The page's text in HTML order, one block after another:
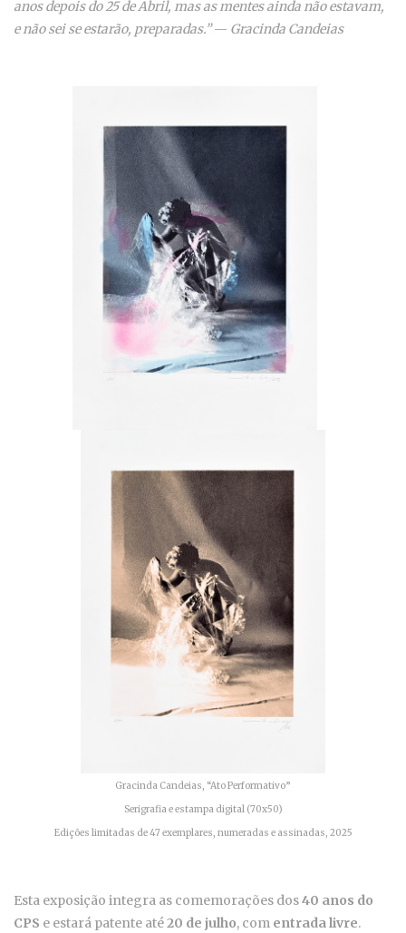
anos depois do 25 de Abril, mas as mentes ainda não estavam,
e não sei se estarão, preparadas.”— Gracinda Candeias
Gracinda Candeias, “Ato Performativo”
Serigrafia e estampa digital (70x50)
Edições limitadas de 47 exemplares, numeradas e assinadas, 2025
Esta exposição integra as comemorações dos40 anos do
CPS e estará patente até20 de julho, com entrada livre.